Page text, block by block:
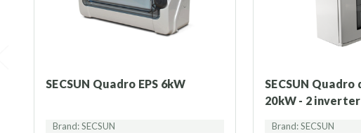
SECSUN Quadro EPS 6kW
Brand: SECSUN
SECSUN Quadro di interfaccia
20kW - 2 inverter
Brand: SECSUN